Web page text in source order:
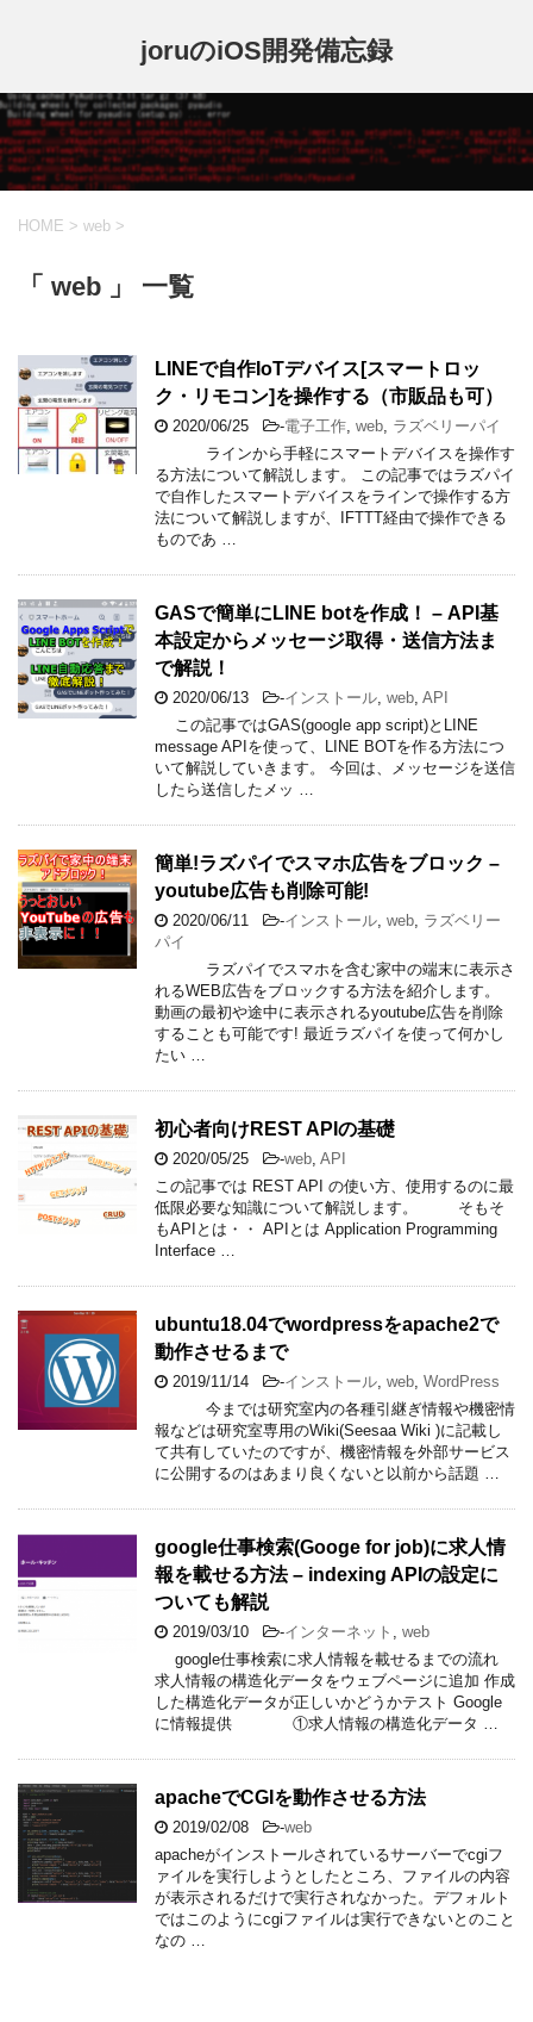
joruのiOS開発備忘録
HOME > web >
「 web 」 一覧
LINEで自作IoTデバイス[スマートロッ
ク・リモコン]を操作する（市販品も可）
2020/06/25 -電子工作, web, ラズベリーパイ
ラインから手軽にスマートデバイスを操作す
る方法について解説します。 この記事ではラズパイ
で自作したスマートデバイスをラインで操作する方
法について解説しますが、IFTTT経由で操作できる
ものであ …
GASで簡単にLINE botを作成！ – API基
本設定からメッセージ取得・送信方法ま
で解説！
2020/06/13 -インストール, web, API
この記事ではGAS(google app script)とLINE
message APIを使って、LINE BOTを作る方法につ
いて解説していきます。 今回は、メッセージを送信
したら送信したメッ …
簡単!ラズパイでスマホ広告をブロック –
youtube広告も削除可能!
2020/06/11 -インストール, web, ラズベリー
パイ
ラズパイでスマホを含む家中の端末に表示さ
れるWEB広告をブロックする方法を紹介します。
動画の最初や途中に表示されるyoutube広告を削除
することも可能です! 最近ラズパイを使って何かし
たい …
初心者向けREST APIの基礎
2020/05/25 -web, API
この記事では REST API の使い方、使用するのに最
低限必要な知識について解説します。 そもそ
もAPIとは・・ APIとは Application Programming
Interface …
ubuntu18.04でwordpressをapache2で
動作させるまで
2019/11/14 -インストール, web, WordPress
今までは研究室内の各種引継ぎ情報や機密情
報などは研究室専用のWiki(Seesaa Wiki )に記載し
て共有していたのですが、機密情報を外部サービス
に公開するのはあまり良くないと以前から話題 …
google仕事検索(Googe for job)に求人情
報を載せる方法 – indexing APIの設定に
ついても解説
2019/03/10 -インターネット , web
google仕事検索に求人情報を載せるまでの流れ
求人情報の構造化データをウェブページに追加 作成
した構造化データが正しいかどうかテスト Google
に情報提供 ①求人情報の構造化データ …
apacheでCGIを動作させる方法
2019/02/08 -web
apacheがインストールされているサーバーでcgiフ
ァイルを実行しようとしたところ、ファイルの内容
が表示されるだけで実行されなかった。デフォルト
ではこのようにcgiファイルは実行できないとのこと
なの …